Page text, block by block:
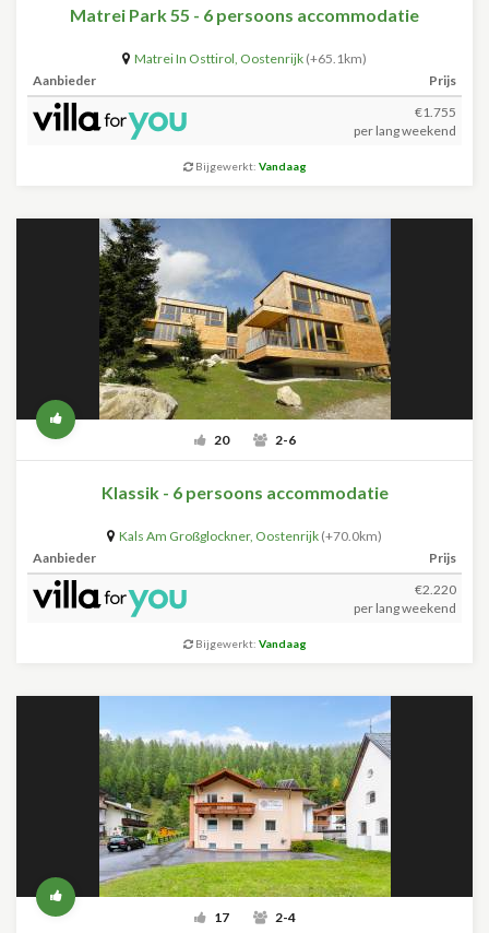
Matrei Park 55 - 6 persoons accommodatie
Matrei In Osttirol, Oostenrijk (+65.1km)
Aanbieder
Prijs
€1.755
per lang weekend
Bijgewerkt: Vandaag
20 2-6
Klassik - 6 persoons accommodatie
Kals Am Großglockner, Oostenrijk (+70.0km)
Aanbieder
Prijs
€2.220
per lang weekend
Bijgewerkt: Vandaag
17 2-4